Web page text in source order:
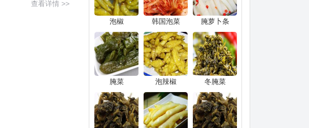
查看详情 >>
泡椒 韩国泡菜 腌萝卜条
腌菜 泡辣椒 冬腌菜